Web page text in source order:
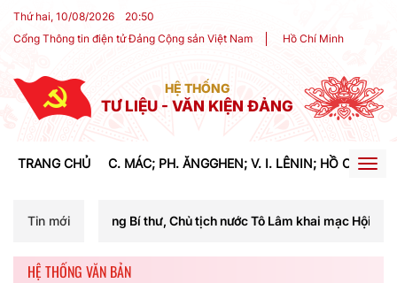
Thứ hai, 10/08/2026 20:50
Cổng Thông tin điện tử Đảng Cộng sản Việt Nam
Hồ Chí Minh
HỆ THỐNG
TƯ LIỆU - VĂN KIỆN ĐẢNG
TRANG CHỦ C. MÁC; PH. ĂNGGHEN; V. I. LÊNIN; HỒ CHÍ
Tin mới
Tổng Bí thư, Chủ tịch nước Tô Lâm khai mạc Hội nghị Trung ương
HỆ THỐNG VĂN BẢN